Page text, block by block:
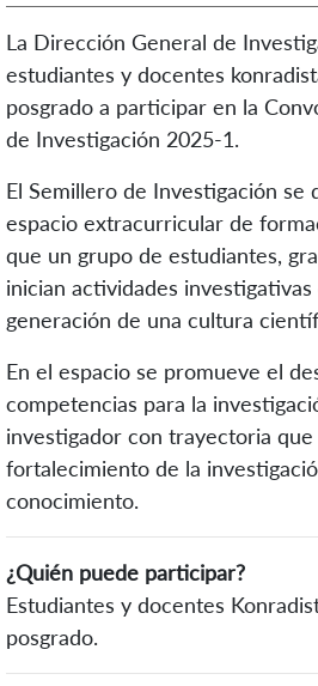
La Dirección General de
estudiantes y docentes
posgrado a participar en la
de Investigación 2025-1.
‌El Semillero de Investigación se
espacio extracurricular de
que un grupo de estudiantes,
inician actividades investigativas
generación de una cultura
En el espacio se promueve el
competencias para la
investigador con trayectoria
fortalecimiento de la
conocimiento.
¿Quién puede participar?
Estudiantes y docentes
posgrado.